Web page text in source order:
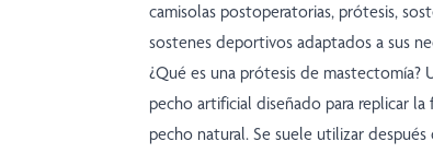
camisolas postoperatorias, prótesis,
sostenes deportivos adaptados a sus
¿Qué es una prótesis de mastectomía?
pecho artificial diseñado para replicar
pecho natural. Se suele utilizar